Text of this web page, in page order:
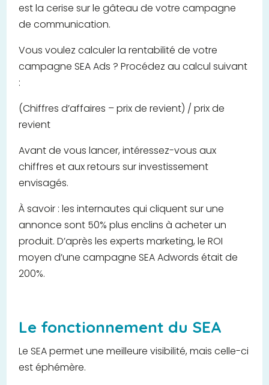
est la cerise sur le gâteau de votre campagne
de communication.
Vous voulez calculer la rentabilité de votre
campagne SEA Ads ? Procédez au calcul suivant
:
(Chiffres d’affaires – prix de revient) / prix de
revient
Avant de vous lancer, intéressez-vous aux
chiffres et aux retours sur investissement
envisagés.
À savoir : les internautes qui cliquent sur une
annonce sont 50% plus enclins à acheter un
produit. D’après les experts marketing, le ROI
moyen d’une campagne SEA Adwords était de
200%.
Le fonctionnement du SEA
Le SEA permet une meilleure visibilité, mais celle-ci
est éphémère.